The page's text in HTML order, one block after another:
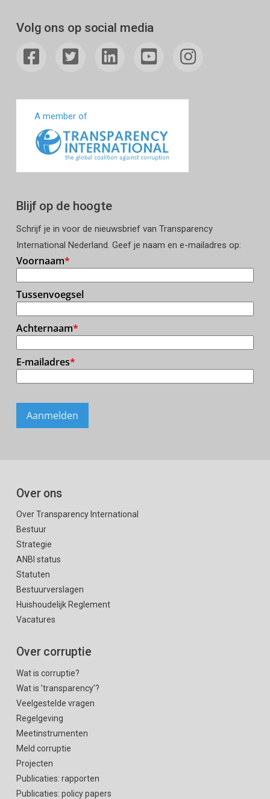
Volg ons op social media
A member of
Blijf op de hoogte
Schrijf je in voor de nieuwsbrief van Transparency
International Nederland. Geef je naam en e-mailadres op:
Over ons
Over Transparency International
Bestuur
Strategie
ANBI status
Statuten
Bestuurverslagen
Huishoudelijk Reglement
Vacatures
Over corruptie
Wat is corruptie?
Wat is ’transparency’?
Veelgestelde vragen
Regelgeving
Meetinstrumenten
Meld corruptie
Projecten
Publicaties: rapporten
Publicaties: policy papers